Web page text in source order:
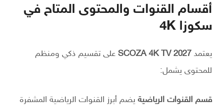
أقسام القنوات والمحتوى المتاح في
سكوزا 4K
يعتمدSCOZA 4K TV 2027 على تقسيم ذكي ومنظم
للمحتوى يشمل:
قسم القنوات الرياضية يضم أبرز القنوات الرياضية المشفرة